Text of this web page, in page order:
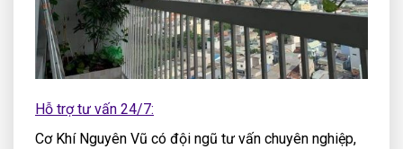
Hỗ trợ tư vấn 24/7:
Cơ Khí Nguyên Vũ có đội ngũ tư vấn chuyên nghiệp,